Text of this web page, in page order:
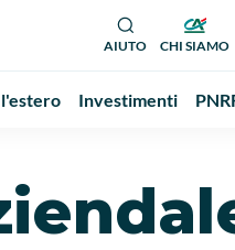
AIUTO CHI SIAMO
Investimenti